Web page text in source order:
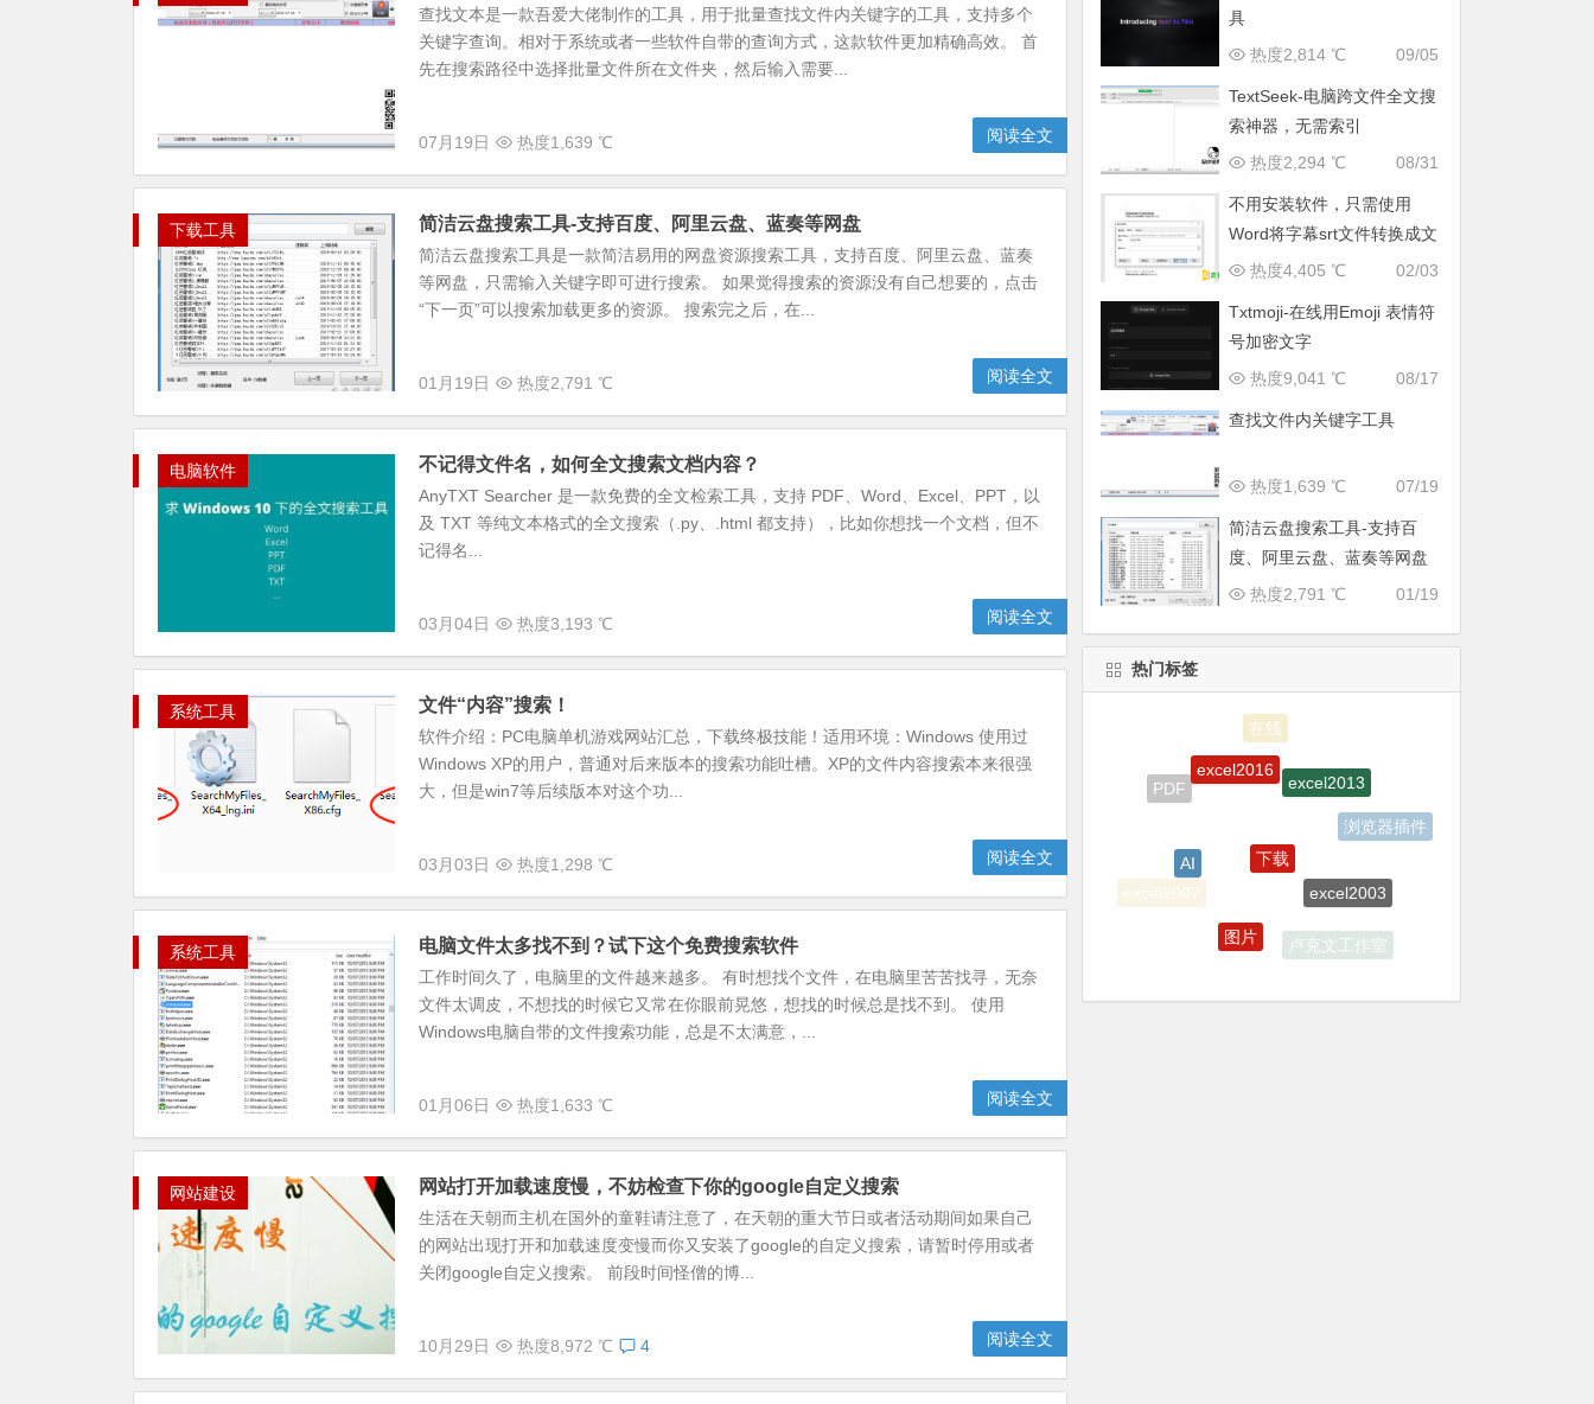
查找文本是一款吾爱大佬制作的工具，用于批量查找文件内关键字的工具，支持多个
关键字查询。相对于系统或者一些软件自带的查询方式，这款软件更加精确高效。 首
先在搜索路径中选择批量文件所在文件夹，然后输入需要...
07月19日 热度1,639 ℃ 阅读全文
下载工具 简洁云盘搜索工具-支持百度、阿里云盘、蓝奏等网盘
简洁云盘搜索工具是一款简洁易用的网盘资源搜索工具，支持百度、阿里云盘、蓝奏
等网盘，只需输入关键字即可进行搜索。 如果觉得搜索的资源没有自己想要的，点击
“下一页”可以搜索加载更多的资源。 搜索完之后，在...
01月19日 热度2,791 ℃ 阅读全文
电脑软件 不记得文件名，如何全文搜索文档内容？
AnyTXT Searcher 是一款免费的全文检索工具，支持 PDF、Word、Excel、PPT，以
及 TXT 等纯文本格式的全文搜索（.py、.html 都支持），比如你想找一个文档，但不
记得名...
03月04日 热度3,193 ℃ 阅读全文
系统工具 文件“内容”搜索！
软件介绍：PC电脑单机游戏网站汇总，下载终极技能！适用环境：Windows 使用过
Windows XP的用户，普通对后来版本的搜索功能吐槽。XP的文件内容搜索本来很强
大，但是win7等后续版本对这个功...
03月03日 热度1,298 ℃ 阅读全文
系统工具 电脑文件太多找不到？试下这个免费搜索软件
工作时间久了，电脑里的文件越来越多。 有时想找个文件，在电脑里苦苦找寻，无奈
文件太调皮，不想找的时候它又常在你眼前晃悠，想找的时候总是找不到。 使用
Windows电脑自带的文件搜索功能，总是不太满意，...
01月06日 热度1,633 ℃ 阅读全文
网站建设 网站打开加载速度慢，不妨检查下你的google自定义搜索
生活在天朝而主机在国外的童鞋请注意了，在天朝的重大节日或者活动期间如果自己
的网站出现打开和加载速度变慢而你又安装了google的自定义搜索，请暂时停用或者
关闭google自定义搜索。 前段时间怪僧的博...
10月29日 热度8,972 ℃ 4 阅读全文
具
09/05
热度2,814 ℃
TextSeek-电脑跨文件全文搜
索神器，无需索引
08/31
热度2,294 ℃
不用安装软件，只需使用
Word将字幕srt文件转换成文
本
02/03
热度4,405 ℃
Txtmoji-在线用Emoji 表情符
号加密文字
08/17
热度9,041 ℃
查找文件内关键字工具
07/19
热度1,639 ℃
简洁云盘搜索工具-支持百
度、阿里云盘、蓝奏等网盘
01/19
热度2,791 ℃
热门标签
PDF
excel2016
excel2013
浏览器插件
excel2007
卢克文工作室
wordpress